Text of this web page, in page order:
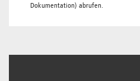
Dokumentation) abrufen.